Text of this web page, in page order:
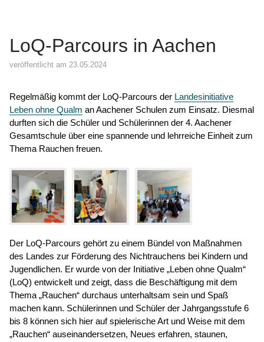
LoQ-Parcours in Aachen
veröffentlicht am 23.05.2024
Regelmäßig kommt der LoQ-Parcours der Landesinitiative
Leben ohne Qualm an Aachener Schulen zum Einsatz. Diesmal
durften sich die Schüler und Schülerinnen der 4. Aachener
Gesamtschule über eine spannende und lehrreiche Einheit zum
Thema Rauchen freuen.
Der LoQ-Parcours gehört zu einem Bündel von Maßnahmen
des Landes zur Förderung des Nichtrauchens bei Kindern und
Jugendlichen. Er wurde von der Initiative „Leben ohne Qualm“
(LoQ) entwickelt und zeigt, dass die Beschäftigung mit dem
Thema „Rauchen“ durchaus unterhaltsam sein und Spaß
machen kann. Schülerinnen und Schüler der Jahrgangsstufe 6
bis 8 können sich hier auf spielerische Art und Weise mit dem
„Rauchen“ auseinandersetzen, Neues erfahren, staunen,